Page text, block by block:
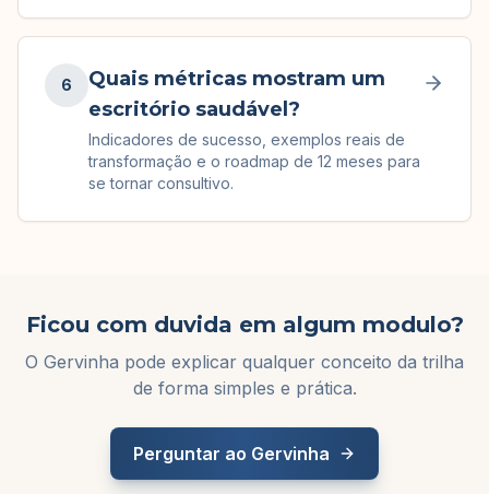
6
Quais métricas mostram um
escritório saudável?
Indicadores de sucesso, exemplos reais de
transformação e o roadmap de 12 meses para
se tornar consultivo.
Ficou com duvida em algum modulo?
O Gervinha pode explicar qualquer conceito da trilha
de forma simples e prática.
Perguntar ao Gervinha